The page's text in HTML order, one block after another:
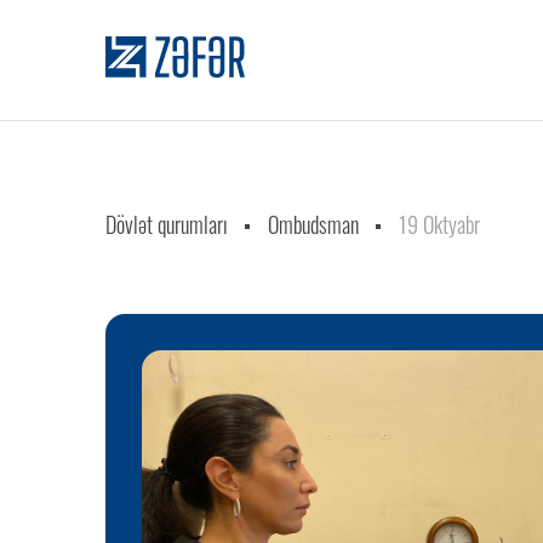
Dövlət qurumları Ombudsman 19 Oktyabr